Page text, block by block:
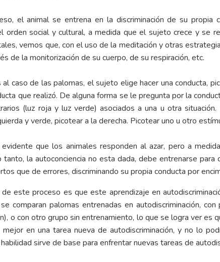
el animal se entrena en la discriminación de su
orden social y cultural, a medida que el sujeto crece y se
vemos que, con el uso de la meditación y otras
de la monitorización de su cuerpo, de su respiración, etc.
caso de las palomas, el sujeto elige hacer una conducta,
que realizó. De alguna forma se le pregunta por la
(luz roja y luz verde) asociados a una u otra
y verde, picotear a la derecha. Picotear uno u otro
que los animales responden al azar, pero a
tanto, la autoconciencia no esta dada, debe entrenarse
que de errores, discriminando su propia conducta por
este proceso es que este aprendizaje en
comparan palomas entrenadas en autodiscriminación,
o con otro grupo sin entrenamiento, lo que se logra ver es
mejor en una tarea nueva de autodiscriminación, y no lo
sirve de base para enfrentar nuevas tareas de